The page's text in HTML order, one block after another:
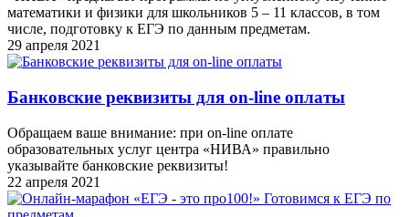
математики и физики для школьников 5 – 11 классов, в том
числе, подготовку к ЕГЭ по данным предметам.
29 апреля 2021
Банковские реквизиты для on-line оплаты
Обращаем ваше внимание: при on-line оплате
образовательных услуг центра «НИВА» правильно
указывайте банковские реквизиты!
22 апреля 2021